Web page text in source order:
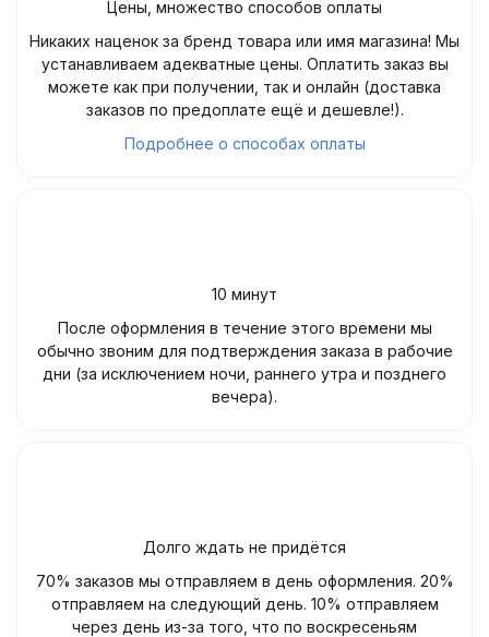
Цены, множество способов оплаты
Никаких наценок за бренд товара или имя магазина! Мы
устанавливаем адекватные цены. Оплатить заказ вы
можете как при получении, так и онлайн (доставка
заказов по предоплате ещё и дешевле!).
Подробнее о способах оплаты
10 минут
После оформления в течение этого времени мы
обычно звоним для подтверждения заказа в рабочие
дни (за исключением ночи, раннего утра и позднего
вечера).
Долго ждать не придётся
70% заказов мы отправляем в день оформления. 20%
отправляем на следующий день. 10% отправляем
через день из-за того, что по воскресеньям